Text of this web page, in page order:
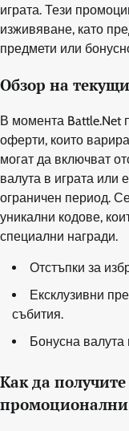
играта. Тези
изживяване, като
предмети или
Обзор на
В момента Battle.Net
оферти, които
могат да включват
валута в играта или
ограничен период.
уникални кодове,
специални награди.
Отстъпки за
Ексклузивни
събития.
Бонусна валута
Как да
промоционални